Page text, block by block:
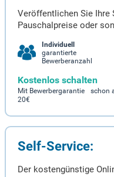
Veröffentlichen Sie Ihre
Pauschalpreise oder
Individuell
garantierte
Bewerberanzahl
Kostenlos schalten
Mit Bewerbergarantie schon
20€
Self-Service:
Der kostengünstige